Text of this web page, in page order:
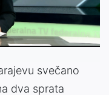
svečano
dva sprata